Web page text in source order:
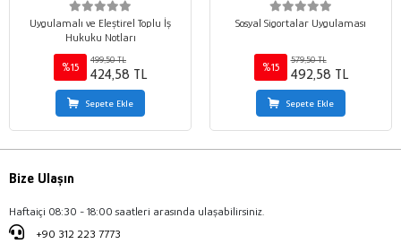
Uygulamalı ve Eleştirel Toplu İş
Hukuku Notları
%15
499,50 TL
424,58 TL
Sepete Ekle
Sosyal Sigortalar Uygulaması
%15
579,50 TL
492,58 TL
Sepete Ekle
Bize Ulaşın
Haftaiçi 08:30 - 18:00 saatleri arasında ulaşabilirsiniz.
+90 312 223 7773